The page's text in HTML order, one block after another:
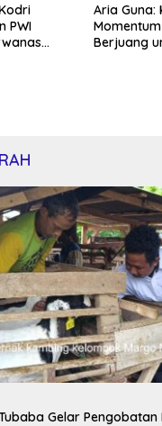
PWI
Aria Guna:
Berjuang
Gelar Pengobatan